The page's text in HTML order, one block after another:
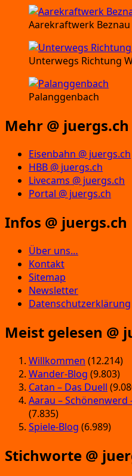
Aarekraftwerk Beznau
Unterwegs Richtung
Palanggenbach
Mehr @ juergs.ch
Eisenbahn @ juergs.ch
HBB @ juergs.ch
Livecams @ juergs.ch
Portal @ juergs.ch
Infos @ juergs.ch
Über uns…
Kontakt
Sitemap
Newsletter
Datenschutzerklärung
Meist gelesen @
Willkommen (12.214)
Wander-Blog (9.803)
Catan – Das Duell
Aarau –
(7.835)
Spiele-Blog (6.989)
Stichworte @